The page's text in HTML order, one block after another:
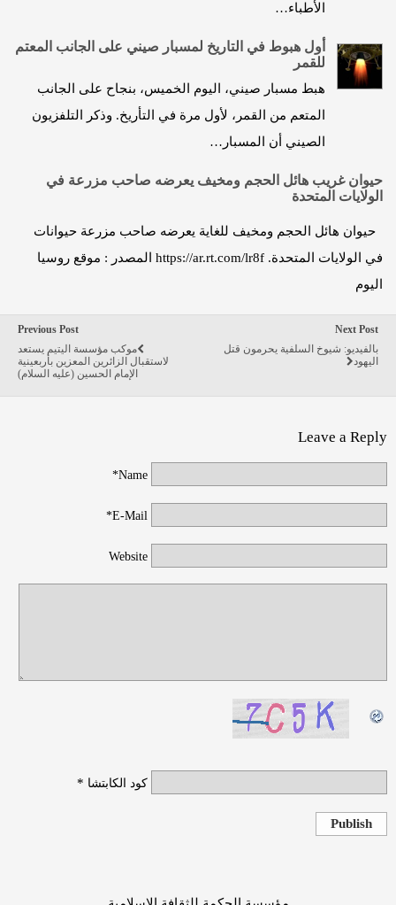
الأطباء…
أول هبوط في التاريخ لمسبار صيني على الجانب المعتم
للقمر
هبط مسبار صيني، اليوم الخميس، بنجاح على الجانب
المتعم من القمر، لأول مرة في التأريخ. وذكر التلفزيون
الصيني أن المسبار…
حيوان غريب هائل الحجم ومخيف يعرضه صاحب مزرعة في
الولايات المتحدة
حيوان هائل الحجم ومخيف للغاية يعرضه صاحب مزرعة حيوانات
في الولايات المتحدة. https://ar.rt.com/lr8f المصدر : موقع روسيا
اليوم
Previous Post
موكب مؤسسة اليتيم يستعد
لاستقبال الزائرين المعزين بأربعينية
الإمام الحسين (عليه السلام)
Next Post
بالفيديو: شيوخ السلفية يحرمون قتل
اليهود
Leave a Reply
Name*
E-Mail*
Website
كود الكابتشا *
Publish